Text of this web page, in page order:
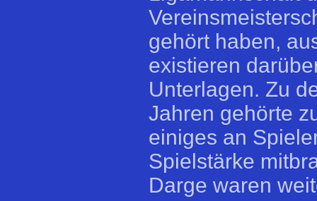
gehört haben,
existieren
Unterlagen. Zu
Jahren gehörte
einiges an
Spielstärke
Darge waren